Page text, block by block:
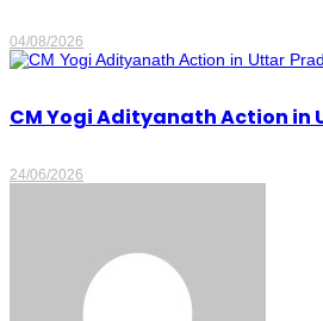
04/08/2026
CM Yogi Adityanath Action in
24/06/2026